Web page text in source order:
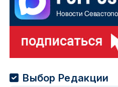
Выбор Редакции